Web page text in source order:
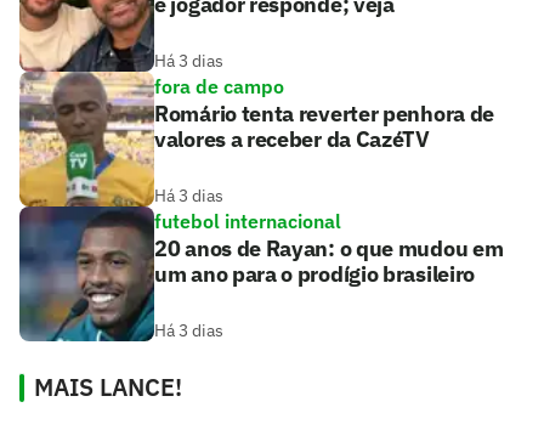
Há 3 dias
fora de campo
Romário tenta reverter penhora de
valores a receber da CazéTV
Há 3 dias
futebol internacional
20 anos de Rayan: o que mudou em
um ano para o prodígio brasileiro
Há 3 dias
MAIS LANCE!